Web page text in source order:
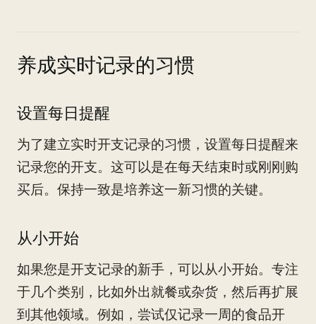
养成实时记录的习惯
设置每日提醒
为了建立实时开支记录的习惯，设置每日提醒来
记录您的开支。这可以是在每天结束时或刚刚购
买后。保持一致是培养这一新习惯的关键。
从小开始
如果您是开支记录的新手，可以从小开始。专注
于几个类别，比如外出就餐或杂货，然后再扩展
到其他领域。例如，尝试仅记录一周的食品开